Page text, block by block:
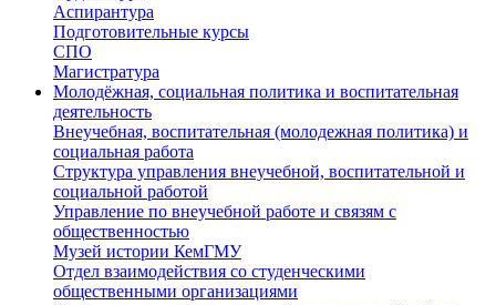
Аспирантура
Подготовительные курсы
СПО
Магистратура
Молодёжная, социальная политика и воспитательная
деятельность
Внеучебная, воспитательная (молодежная политика) и
социальная работа
Структура управления внеучебной, воспитательной и
социальной работой
Управление по внеучебной работе и связям с
общественностью
Музей истории КемГМУ
Отдел взаимодействия со студенческими
общественными организациями